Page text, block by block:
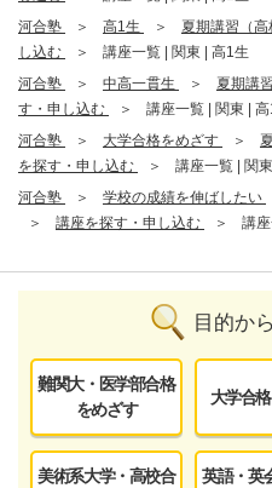
河合塾
高1生 夏期講習（高
し込む
講座一覧 | 関東 | 高1生
河合塾
中高一貫生 夏期講
す・申し込む
講座一覧 | 関東 | 高
河合塾
大学合格をめざす
を探す・申し込む
講座一覧 | 関
河合塾
学校の成績を伸ばしたい
講座を探す・申し込む
講
目的か
難関大・医学部合格
をめざす
大学合
美術系大学・高校合
英語・英